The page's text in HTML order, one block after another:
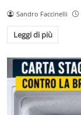
Sandro Faccinelli
Leggi di più